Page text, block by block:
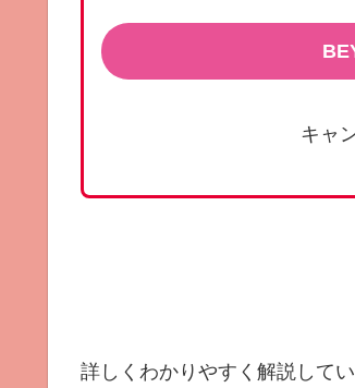
キャ
詳しくわかりやすく解説して